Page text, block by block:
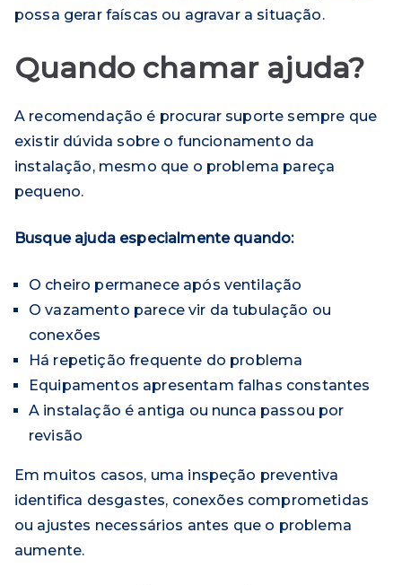
possa gerar faíscas ou agravar a situação.
Quando chamar ajuda?
A recomendação é procurar suporte sempre que
existir dúvida sobre o funcionamento da
instalação, mesmo que o problema pareça
pequeno.
Busque ajuda especialmente quando:
O cheiro permanece após ventilação
O vazamento parece vir da tubulação ou
conexões
Há repetição frequente do problema
Equipamentos apresentam falhas constantes
A instalação é antiga ou nunca passou por
revisão
Em muitos casos, uma inspeção preventiva
identifica desgastes, conexões comprometidas
ou ajustes necessários antes que o problema
aumente.